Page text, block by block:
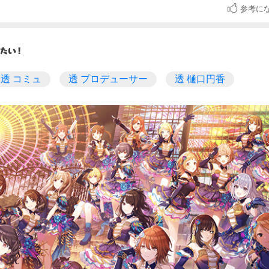
参考に
透 コミュ 透 プロデューサー 透 樋口円香